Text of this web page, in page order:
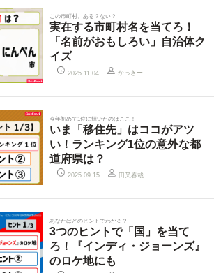
この市町村、ある？ない？
実在する市町村名を当てろ！
「名前がおもしろい」自治体ク
イズ
2025.11.04 かっきー
今年初めて1位に輝いたのはここ！
いま「移住先」はココがアツ
い！ランキング1位の意外な都
道府県は？
2025.09.15 田又春哉
あなたはどのヒントでわかる？
3つのヒントで「国」を当て
ろ！『インディ・ジョーンズ』
のロケ地にも